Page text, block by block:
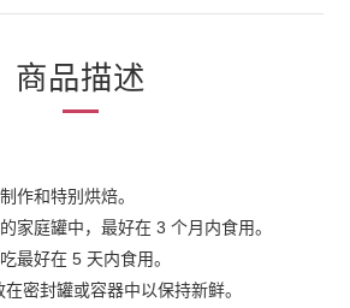
商品描述
作和特别烘焙。
家庭罐中，最好在 3 个月内食用。
最好在 5 天内食用。
密封罐或容器中以保持新鲜。